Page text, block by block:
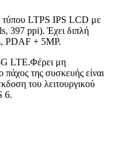
τύπου LTPS IPS LCD με
397 ppi). Έχει διπλή
PDAF + 5MP.
LTE.Φέρει μη
της συσκευής είναι
του λειτουργικού
6.